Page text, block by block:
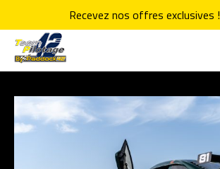
Recevez nos offres exclusives !